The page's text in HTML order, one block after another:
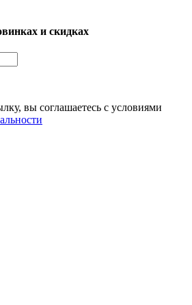
и скидках
вы соглашаетесь с условиями